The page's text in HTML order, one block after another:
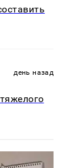
день назад